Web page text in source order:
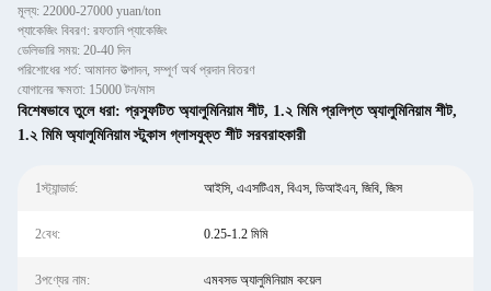
মূল্য: 22000-27000 yuan/ton
প্যাকেজিং বিবরণ: রফতানি প্যাকেজিং
ডেলিভারি সময়: 20-40 দিন
পরিশোধের শর্ত: আমানত উত্পাদন, সম্পূর্ণ অর্থ প্রদান বিতরণ
যোগানের ক্ষমতা: 15000 টন/মাস
বিশেষভাবে তুলে ধরা: প্রস্ফুটিত অ্যালুমিনিয়াম শীট, 1.২ মিমি প্রলিপ্ত অ্যালুমিনিয়াম শীট,
1.২ মিমি অ্যালুমিনিয়াম স্টুকাস গ্লাসযুক্ত শীট সরবরাহকারী
1স্ট্যান্ডার্ড: আইসি, এএসটিএম, বিএস, ডিআইএন, জিবি, জিস
2বেধ: 0.25-1.2 মিমি
3পণ্যের নাম: এমবসড অ্যালুমিনিয়াম কয়েল